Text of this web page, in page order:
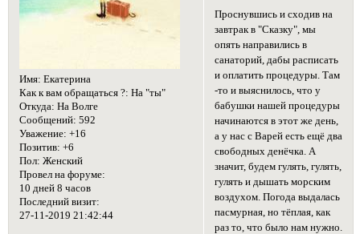
Имя: Екатерина
Как к вам обращаться ?: На "ты"
Откуда: На Волге
Сообщений: 592
Уважение: +16
Позитив: +6
Пол: Женский
Провел на форуме:
10 дней 8 часов
Последний визит:
27-11-2019 21:42:44
Проснувшись и сходив на
завтрак в "Сказку", мы
опять направились в
санаторий, дабы расписать
и оплатить процедуры. Там
-то и выяснилось, что у
бабушки нашей процедуры
начинаются в этот же день,
а у нас с Варей есть ещё два
свободных денёчка. А
значит, будем гулять, гулять,
гулять и дышать морским
воздухом. Погода выдалась
пасмурная, но тёплая, как
раз то, что было нам нужно.